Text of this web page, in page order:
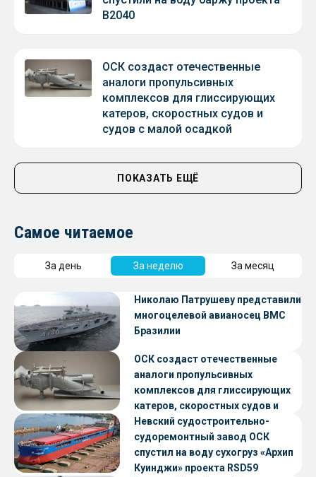
В2040
ОСК создаст отечественные
аналоги пропульсивных
комплексов для глиссирующих
катеров, скоростных судов и
судов с малой осадкой
ПОКАЗАТЬ ЕЩЁ
Самое читаемое
За день За неделю За месяц
Николаю Патрушеву представили
многоцелевой авианосец ВМС
Бразилии
ОСК создаст отечественные
аналоги пропульсивных
комплексов для глиссирующих
катеров, скоростных судов и
судов с малой осадкой
Невский судостроительно-
судоремонтный завод ОСК
спустил на воду сухогруз «Архип
Куинджи» проекта RSD59